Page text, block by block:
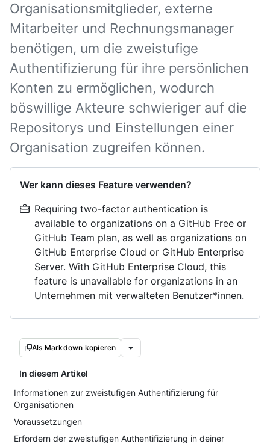
Organisationsmitglieder, externe
Mitarbeiter und Rechnungsmanager
benötigen, um die zweistufige
Authentifizierung für ihre persönlichen
Konten zu ermöglichen, wodurch
böswillige Akteure schwieriger auf die
Repositorys und Einstellungen einer
Organisation zugreifen können.
Wer kann dieses Feature verwenden?
Requiring two-factor authentication is
available to organizations on a GitHub Free or
GitHub Team plan, as well as organizations on
GitHub Enterprise Cloud or GitHub Enterprise
Server. With GitHub Enterprise Cloud, this
feature is unavailable for organizations in an
Unternehmen mit verwalteten Benutzer*innen.
Als Markdown kopieren
In diesem Artikel
Informationen zur zweistufigen Authentifizierung für
Organisationen
Voraussetzungen
Erfordern der zweistufigen Authentifizierung in deiner